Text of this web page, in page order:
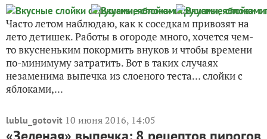
Часто летом наблюдаю, как к соседкам привозят на
лето детишек. Работы в огороде много, хочется чем-
то вкусненьким покормить внуков и чтобы времени
по-минимуму затратить. Вот в таких случаях
незаменима выпечка из слоеного теста… слойки с
яблоками,...
lublu_gotovit 10 июня 2016, 14:05